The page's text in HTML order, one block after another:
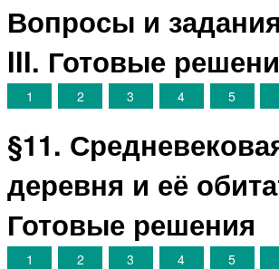
Вопросы и
III. Готовые
1 2 3 4 5
§11.
деревня и её
Готовые решения
1 2 3 4 5